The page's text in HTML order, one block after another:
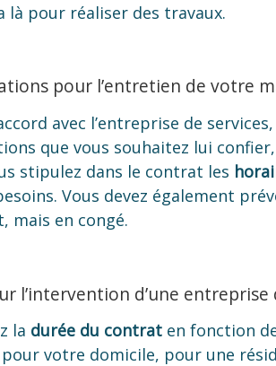
là pour réaliser des travaux.
pour l’entretien de votre
avec l’entreprise de
que vous souhaitez lui
stipulez dans le contrat les
Vous devez également
mais en congé.
l’intervention d’une entreprise
la durée du contrat en fonction
votre domicile, pour une